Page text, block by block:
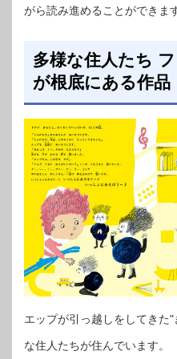
がら読み進めることができま
多様な住人たち
が根底にある作品
エップが引っ越しをしてきた
な住人たちが住んでいます。